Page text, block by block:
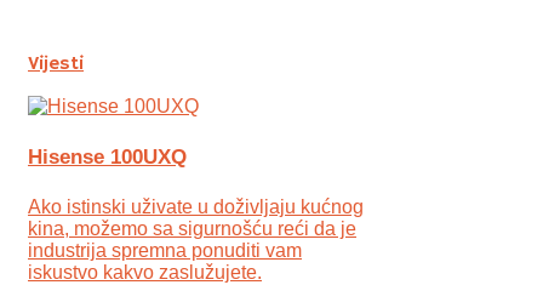
Vijesti
Hisense 100UXQ
Ako istinski uživate u doživljaju kućnog
kina, možemo sa sigurnošću reći da je
industrija spremna ponuditi vam
iskustvo kakvo zaslužujete.